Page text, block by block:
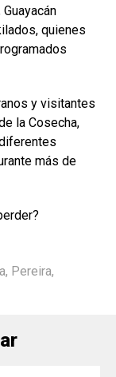
quienes
y visitantes
la Cosecha,
más de
, Pereira,